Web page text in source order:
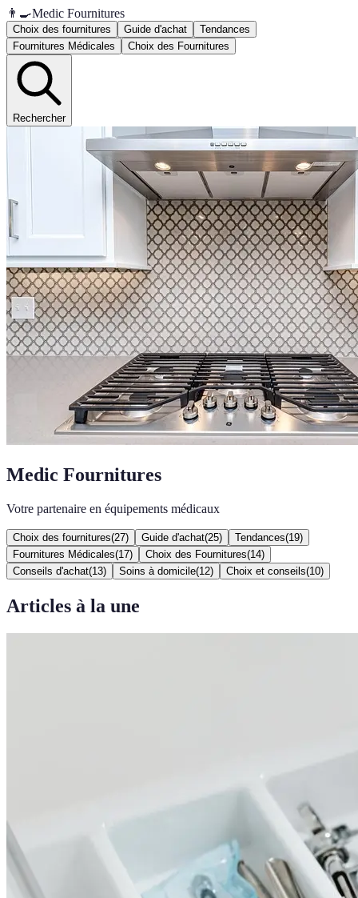
👨‍🍳Medic Fournitures
Choix des fournitures Guide d'achat
Tendances
Fournitures Médicales
Choix des Fournitures
Rechercher
Medic Fournitures
Votre partenaire en équipements médicaux
Choix des fournitures(27) Guide d'achat(25) Tendances(19)
Fournitures Médicales(17) Choix des Fournitures(14)
Conseils d'achat(13) Soins à domicile(12) Choix et conseils(10)
Articles à la une